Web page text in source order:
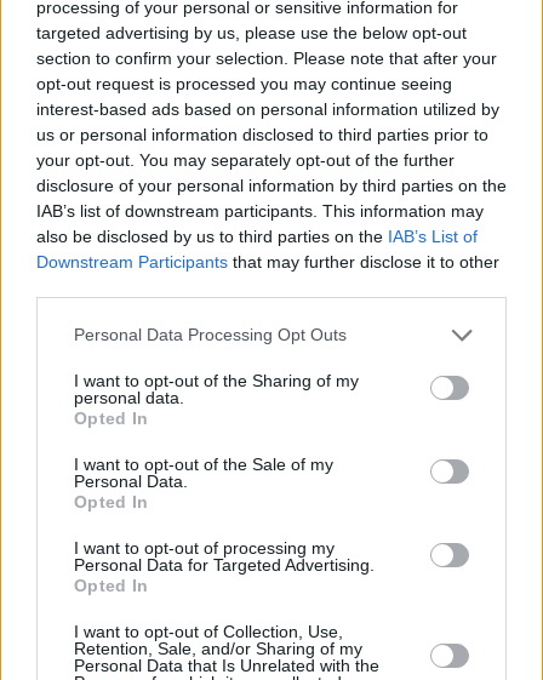
processing of your personal or sensitive information for
targeted advertising by us, please use the below opt-out
section to confirm your selection. Please note that after your
opt-out request is processed you may continue seeing
interest-based ads based on personal information utilized by
us or personal information disclosed to third parties prior to
your opt-out. You may separately opt-out of the further
disclosure of your personal information by third parties on the
IAB’s list of downstream participants. This information may
also be disclosed by us to third parties on the IAB’s List of
Downstream Participants that may further disclose it to other
Personal Data Processing Opt Outs
I want to opt-out of the Sharing of my
personal data.
Opted In
I want to opt-out of the Sale of my
Personal Data.
Opted In
I want to opt-out of processing my
Personal Data for Targeted Advertising.
Opted In
I want to opt-out of Collection, Use,
Retention, Sale, and/or Sharing of my
Personal Data that Is Unrelated with the